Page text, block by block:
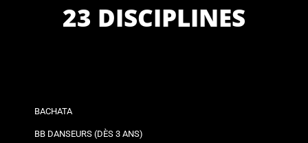
23 DISCIPLINES
BACHATA
BB DANSEURS (DÈS 3 ANS)